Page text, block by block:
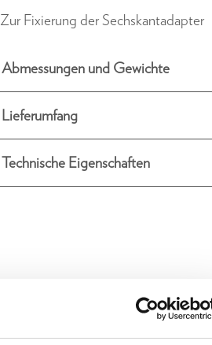
Zur Fixierung der Sechskantadapter
Abmessungen und Gewichte
Lieferumfang
Technische Eigenschaften